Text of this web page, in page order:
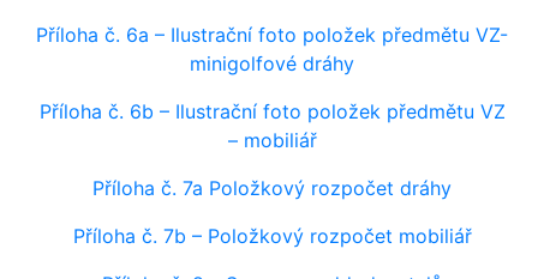
Příloha č. 6a – Ilustrační foto položek předmětu VZ-
minigolfové dráhy
Příloha č. 6b – Ilustrační foto položek předmětu VZ
– mobiliář
Příloha č. 7a Položkový rozpočet dráhy
Příloha č. 7b – Položkový rozpočet mobiliář